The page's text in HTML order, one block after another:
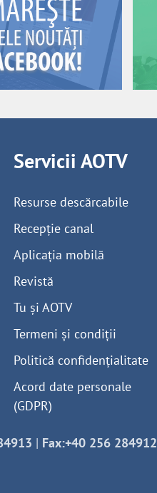
Servicii AOTV
Resurse descărcabile
Recepție canal
Aplicația mobilă
Revistă
Tu și AOTV
Termeni și condiții
Politică confidențialitate
Acord date personale
(GDPR)
| Fax:+40 256 284912